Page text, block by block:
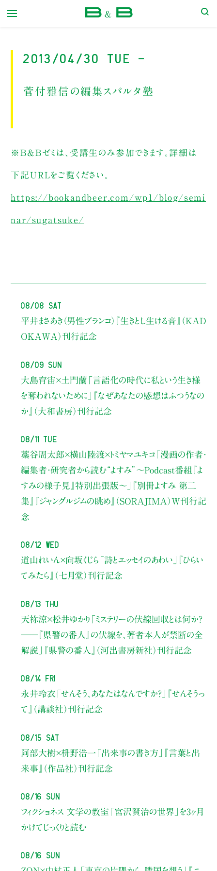
2013/04/30 Tue -
菅付雅信の編集スパルタ塾
※B&Bゼミは、受講生のみ参加できます。詳細は
下記URLをご覧ください。
https://bookandbeer.com/wp1/blog/semi
nar/sugatsuke/
08/08 Sat
平井まさあき（男性ブランコ） 『生きとし生ける音』（KAD
OKAWA）刊行記念
08/09 Sun
大島育宙×土門蘭 「言語化の時代に私という生き様
を奪われないために」
『なぜあなたの感想はふつうなの
か』（大和書房）刊行記念
08/11 Tue
藁谷周太郎×横山陸渡×トミヤマユキコ「漫画の作者・
編集者・研究者から読む“よすみ” 〜Podcast番組『よ
すみの様子見』特別出張版〜」
『別冊よすみ 第二
集』『ジャングルジムの眺め』（SORAJIMA）W刊行記
念
08/12 Wed
道山れいん×向坂くじら 「詩とエッセイのあわい」
『ひらい
てみたら』（七月堂）刊行記念
08/13 Thu
天祢涼×松井ゆかり 「ミステリーの伏線回収とは何か？
――『県警の番人』の伏線を、著者本人が禁断の全
解説」
『県警の番人』（河出書房新社）刊行記念
08/14 Fri
永井玲衣 「せんそう、あなたはなんですか？」
『せんそうっ
て』（講談社）刊行記念
08/15 Sat
阿部大樹×枡野浩一 「出来事の書き方」
『言葉と出
来事』（作品社）刊行記念
08/16 Sun
フィクショネス 文学の教室 「宮沢賢治の世界」を3ヶ月
かけてじっくりと読む
08/16 Sun